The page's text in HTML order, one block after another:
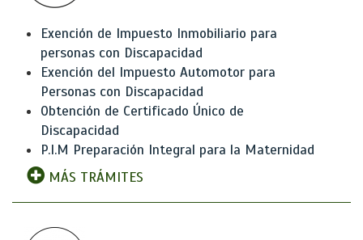
Exención de Impuesto Inmobiliario para
personas con Discapacidad
Exención del Impuesto Automotor para
Personas con Discapacidad
Obtención de Certificado Único de
Discapacidad
P.I.M Preparación Integral para la Maternidad
MÁS TRÁMITES